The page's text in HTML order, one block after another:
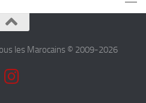
les Marocains © 2009-2026